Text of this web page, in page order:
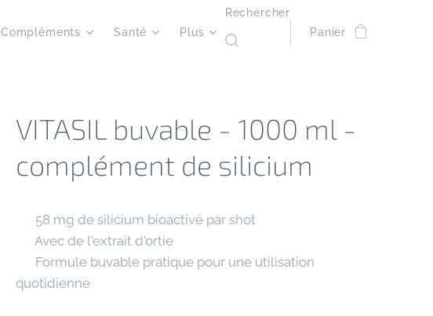
Compléments Santé Plus
Rechercher
Panier
VITASIL buvable - 1000 ml -
complément de silicium
✔ 58 mg de silicium bioactivé par shot
✔ Avec de l'extrait d'ortie
✔ Formule buvable pratique pour une utilisation
quotidienne